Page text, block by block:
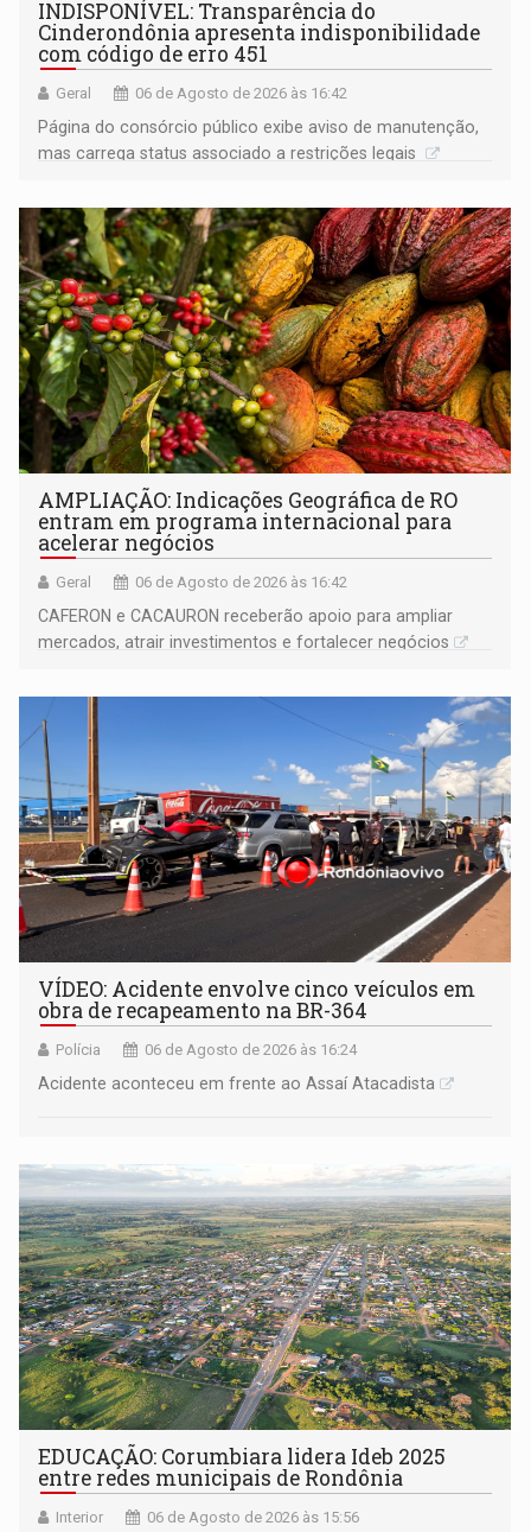
INDISPONÍVEL: Transparência do
Cinderondônia apresenta indisponibilidade
com código de erro 451
Geral 06 de Agosto de 2026 às 16:42
Página do consórcio público exibe aviso de manutenção,
mas carrega status associado a restrições legais
AMPLIAÇÃO: Indicações Geográfica de RO
entram em programa internacional para
acelerar negócios
Geral 06 de Agosto de 2026 às 16:42
CAFERON e CACAURON receberão apoio para ampliar
mercados, atrair investimentos e fortalecer negócios
VÍDEO: Acidente envolve cinco veículos em
obra de recapeamento na BR-364
Polícia 06 de Agosto de 2026 às 16:24
Acidente aconteceu em frente ao Assaí Atacadista
EDUCAÇÃO: Corumbiara lidera Ideb 2025
entre redes municipais de Rondônia
Interior 06 de Agosto de 2026 às 15:56